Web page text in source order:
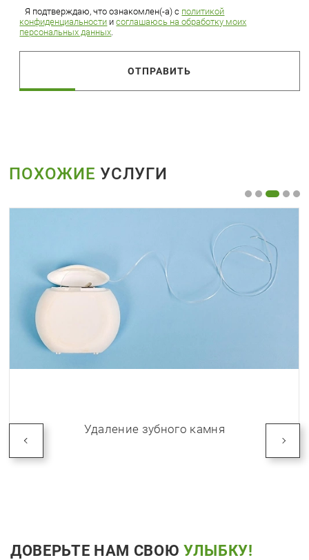
Я подтверждаю, что ознакомлен(-а) с политикой
конфиденциальности исоглашаюсь на обработку моих
персональных данных
ОТПРАВИТЬ
ПОХОЖИЕ УСЛУГИ
Удаление зубного камня
ДОВЕРЬТЕ НАМ СВОЮ УЛЫБКУ!